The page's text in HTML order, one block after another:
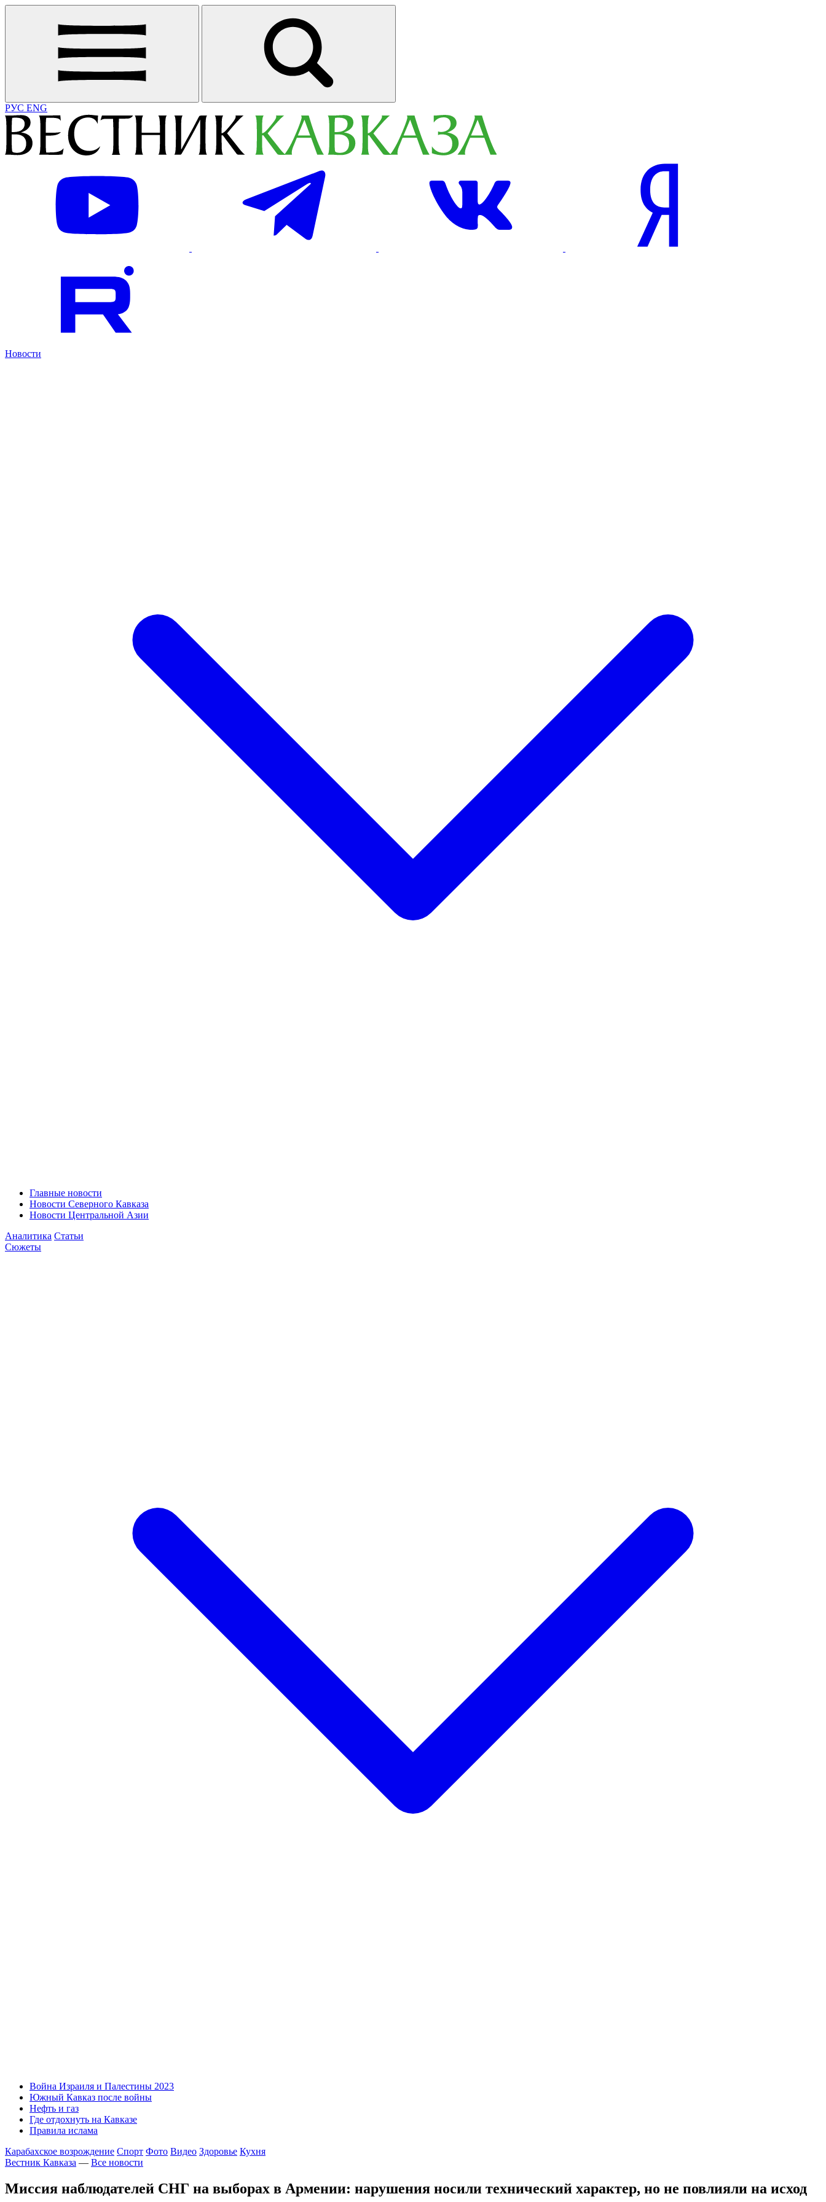
РУС ENG
Новости
Главные новости
Новости Северного Кавказа
Новости Центральной Азии
Аналитика Статьи
Сюжеты
Война Израиля и Палестины 2023
Южный Кавказ после войны
Нефть и газ
Где отдохнуть на Кавказе
Правила ислама
Карабахское возрождение Спорт Фото Видео Здоровье Кухня
Вестник Кавказа — Все новости
Миссия наблюдателей СНГ на выборах в Армении: нарушения носили технический характер, но не повлияли на исход